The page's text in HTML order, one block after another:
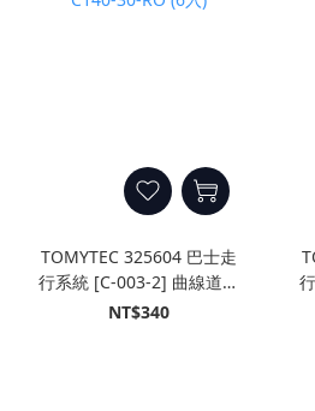
TOMYTEC 325604 巴士走
行系統 [C-003-2] 曲線道路
C140-30-RO (6入)
NT$340